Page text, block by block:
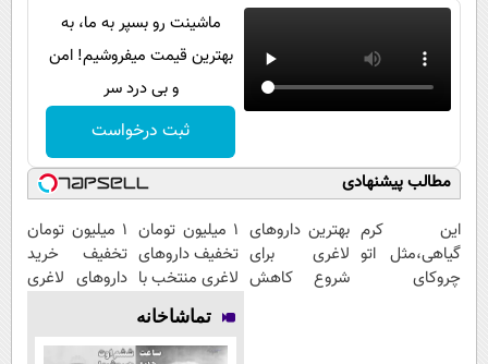
ماشینت رو بسپر به ما، به
بهترین قیمت میفروشیم! امن
و بی درد سر
ثبت درخواست
مطالب پیشنهادی
این کرم
گیاهی،مثل اتو
چروکای
بهترین داروهای
لاغری برای
شروع کاهش
۱ میلیون تومان
تخفیف داروهای
لاغری منتخب با
ارسال از
داروخانه
نزدیکت
1 میلیون تومان
تخفیف خرید
داروهای لاغری
یخ!
تماشاخانه